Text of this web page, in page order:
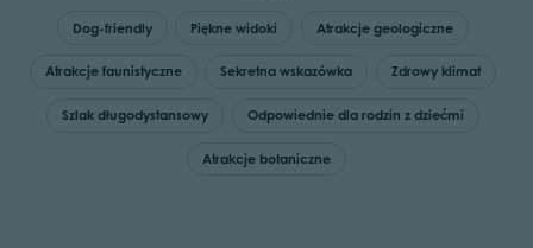
Dog-friendly Piękne widoki Atrakcje geologiczne
Atrakcje faunistyczne Sekretna wskazówka Zdrowy klimat
Szlak długodystansowy Odpowiednie dla rodzin z dziećmi
Atrakcje botaniczne